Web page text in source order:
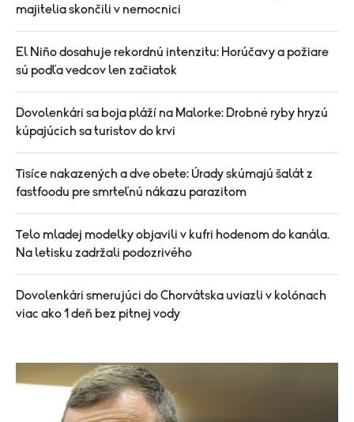
majitelia skončili v nemocnici
El Niño dosahuje rekordnú intenzitu: Horúčavy a požiare
sú podľa vedcov len začiatok
Dovolenkári sa boja pláží na Malorke: Drobné ryby hryzú
kúpajúcich sa turistov do krvi
Tisíce nakazených a dve obete: Úrady skúmajú šalát z
fastfoodu pre smrteľnú nákazu parazitom
Telo mladej modelky objavili v kufri hodenom do kanála.
Na letisku zadržali podozrivého
Dovolenkári smerujúci do Chorvátska uviazli v kolónach
viac ako 1 deň bez pitnej vody